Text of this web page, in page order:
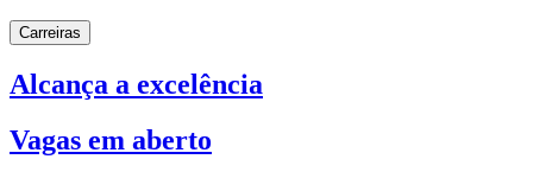
Carreiras
Alcança a excelência
Vagas em aberto